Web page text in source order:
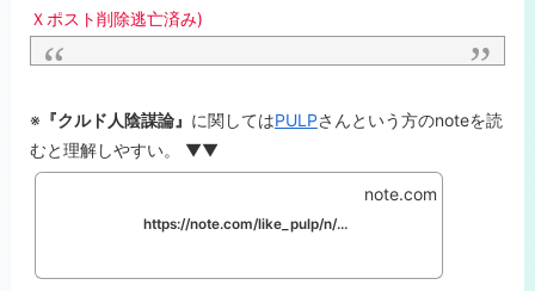
Ｘポスト削除逃亡済み)
※ 『クルド人陰謀論』 に関してはPULPさんという方のnoteを読
むと理解しやすい。 ▼▼
https://note.com/like_pulp/n/nfa20da64aa40
note.com